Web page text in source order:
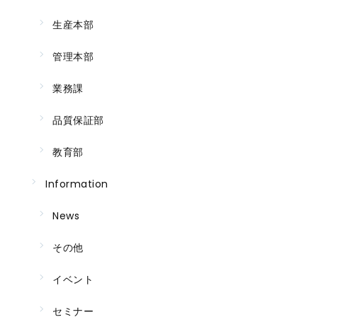
生産本部
管理本部
業務課
品質保証部
教育部
Information
News
その他
イベント
セミナー